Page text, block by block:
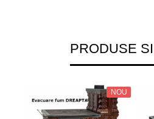
PRODUSE
NOU